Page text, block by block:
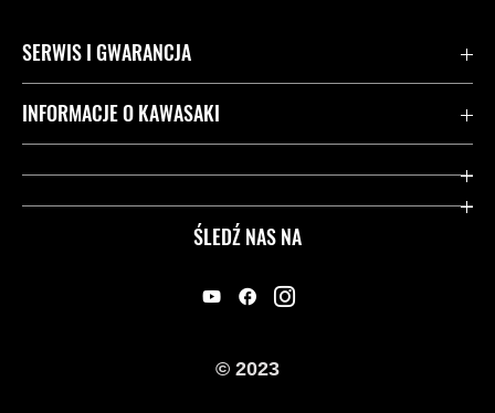
ŚLEDŹ NAS NA
SERWIS I GWARANCJA
Kontakt
Przydatne strony
INFORMACJE O KAWASAKI
Dziedzictwo Kawasaki
© 2023